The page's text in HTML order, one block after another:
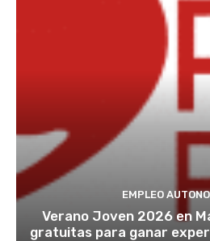
EMPLEO
Verano Joven 2026 en
gratuitas para ganar